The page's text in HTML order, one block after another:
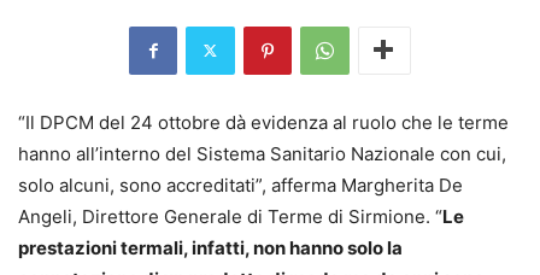
“Il DPCM del 24 ottobre dà evidenza al ruolo che le terme
hanno all’interno del Sistema Sanitario Nazionale con cui,
solo alcuni, sono accreditati”, afferma Margherita De
Angeli, Direttore Generale di Terme di Sirmione. “Le
prestazioni termali, infatti, non hanno solo la